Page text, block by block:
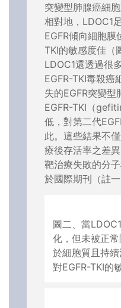
突變型肺腺癌細
相對地，LDOC1
EGFR傾向細胞膜
TKI的敏感度佳（
LDOC1還透過很
EGFR-TKI毒殺癌
失的EGFR突變
EGFR-TKI（
低，對第二代
此。這些結果不
療後存活率之差
靶治療失敗的分
於國際期刊（註一
圖二、當
化，但未被正
於細胞質且持
對EGFR-TKI的